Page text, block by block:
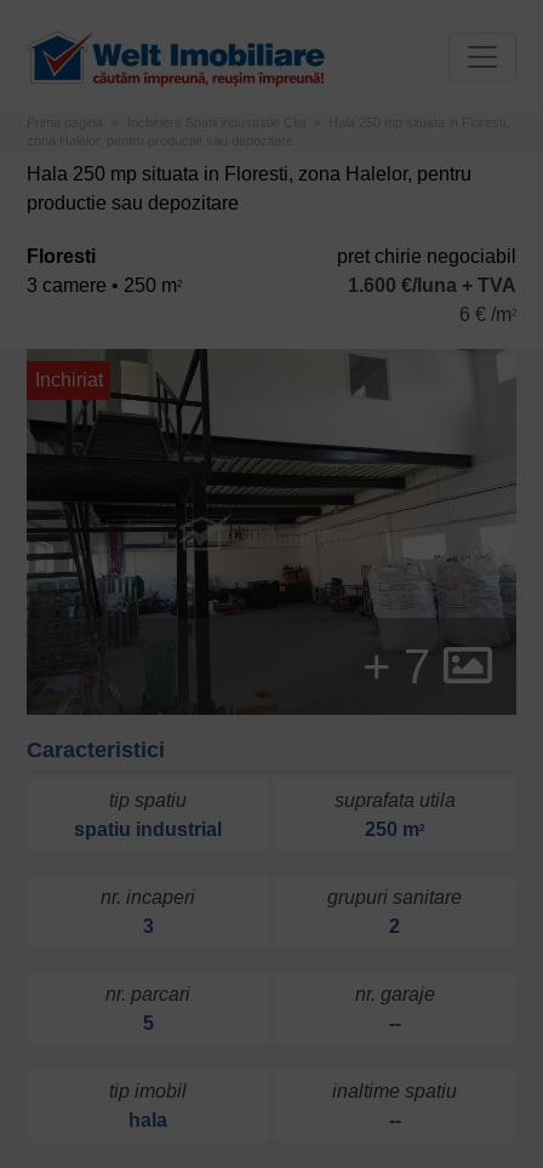
Prima pagina Inchiriere Spatii industriale Cluj
Hala 250 mp situata in Floresti,
zona Halelor, pentru productie sau depozitare
Hala 250 mp situata in Floresti, zona Halelor, pentru
productie sau depozitare
Floresti
3 camere • 250 m2
pret chirie negociabil
1.600 €/luna + TVA
6 € /m2
+ 7
Inchiriat
Caracteristici
tip spatiu
spatiu industrial
suprafata utila
250 m2
nr. incaperi
3
grupuri sanitare
2
nr. parcari
5
nr. garaje
--
tip imobil
hala
inaltime spatiu
--